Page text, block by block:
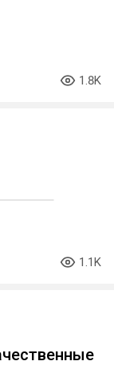
1.8K
1.1K